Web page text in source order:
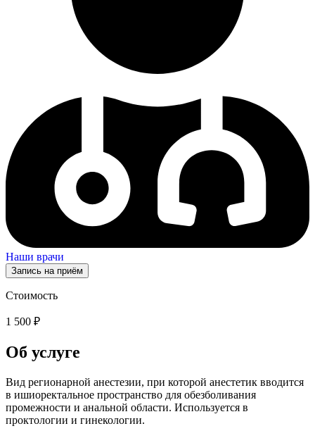
Наши врачи
Запись на приём
Стоимость
1 500 ₽
Об услуге
Вид регионарной анестезии, при которой анестетик вводится
в ишиоректальное пространство для обезболивания
промежности и анальной области. Используется в
проктологии и гинекологии.